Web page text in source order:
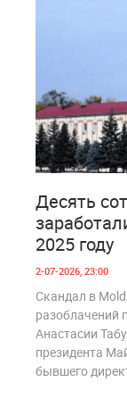
Десять
2025 году
2-07-2026, 23:00
Скандал в
разоблачений
Анастасии
президента
бывшего